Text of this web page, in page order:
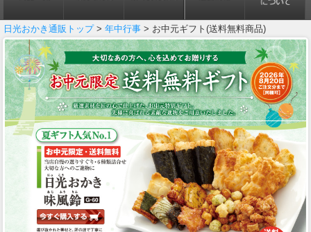
日光おかき通販トップ> 年中行事 > お中元ギフト(送料無料商品)